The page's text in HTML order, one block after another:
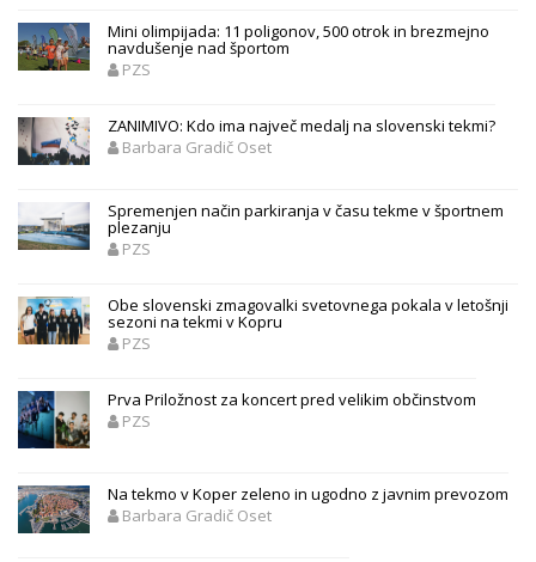
Mini olimpijada: 11 poligonov, 500 otrok in brezmejno
navdušenje nad športom
PZS
ZANIMIVO: Kdo ima največ medalj na slovenski tekmi?
Barbara Gradič Oset
Spremenjen način parkiranja v času tekme v športnem
plezanju
PZS
Obe slovenski zmagovalki svetovnega pokala v letošnji
sezoni na tekmi v Kopru
PZS
Prva Priložnost za koncert pred velikim občinstvom
PZS
Na tekmo v Koper zeleno in ugodno z javnim prevozom
Barbara Gradič Oset